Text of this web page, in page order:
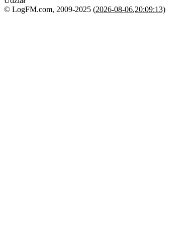
© LogFM.com, 2009-2025 (2026-08-06,20:09:13)